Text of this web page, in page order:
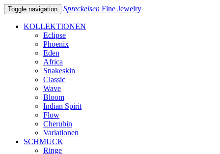
Toggle navigation Spreckelsen Fine Jewelry
KOLLEKTIONEN
Eclipse
Phoenix
Eden
Africa
Snakeskin
Classic
Wave
Bloom
Indian Spirit
Flow
Cherubin
Variationen
SCHMUCK
Ringe